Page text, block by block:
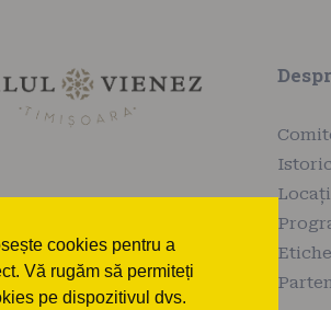
cookies pentru a
Vă rugăm să permiteți
pe dispozitivul dvs.